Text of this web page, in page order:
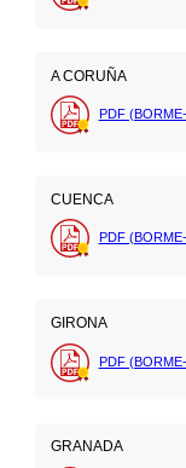
A CORUÑA
PDF
CUENCA
PDF
GIRONA
PDF
GRANADA